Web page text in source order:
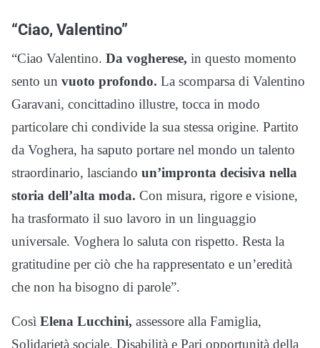
“Ciao, Valentino”
“Ciao Valentino. Da vogherese, in questo momento
sento un vuoto profondo. La scomparsa di Valentino
Garavani, concittadino illustre, tocca in modo
particolare chi condivide la sua stessa origine. Partito
da Voghera, ha saputo portare nel mondo un talento
straordinario, lasciando un’impronta decisiva nella
storia dell’alta moda. Con misura, rigore e visione,
ha trasformato il suo lavoro in un linguaggio
universale. Voghera lo saluta con rispetto. Resta la
gratitudine per ciò che ha rappresentato e un’eredità
che non ha bisogno di parole”.
Così Elena Lucchini, assessore alla Famiglia,
Solidarietà sociale, Disabilità e Pari opportunità della